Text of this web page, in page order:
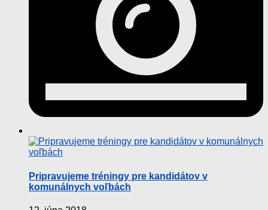
Pripravujeme tréningy pre kandidátov v
komunálnych voľbách